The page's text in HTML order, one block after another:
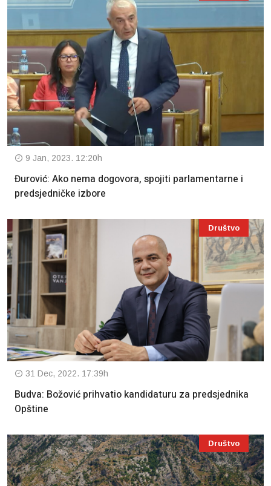
9 Jan, 2023. 12:20h
Đurović: Ako nema dogovora, spojiti parlamentarne i
predsjedničke izbore
Društvo
31 Dec, 2022. 17:39h
Budva: Božović prihvatio kandidaturu za predsjednika
Opštine
Društvo